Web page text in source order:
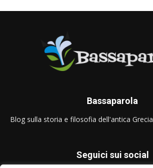
Bassaparola
Blog sulla storia e filosofia dell'antica Grecia
Seguici sui social